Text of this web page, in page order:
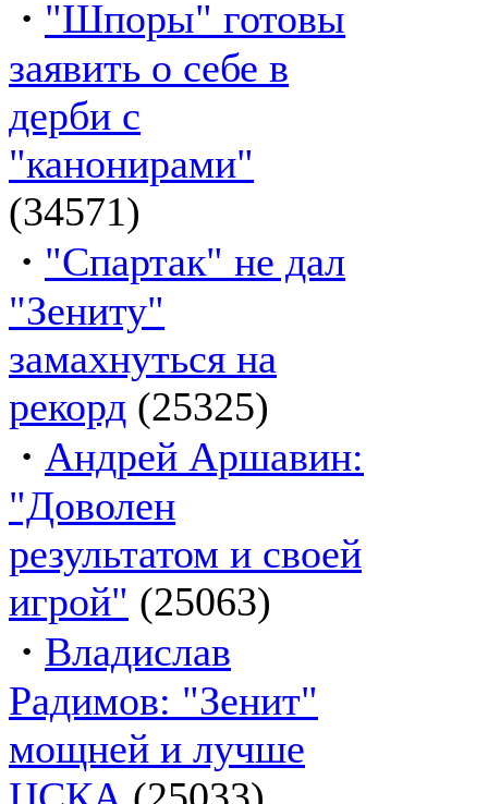
· "Шпоры" готовы
заявить о себе в
дерби с
"канонирами"
(34571)
· "Спартак" не дал
"Зениту"
замахнуться на
рекорд (25325)
· Андрей Аршавин:
"Доволен
результатом и своей
игрой" (25063)
· Владислав
Радимов: "Зенит"
мощней и лучше